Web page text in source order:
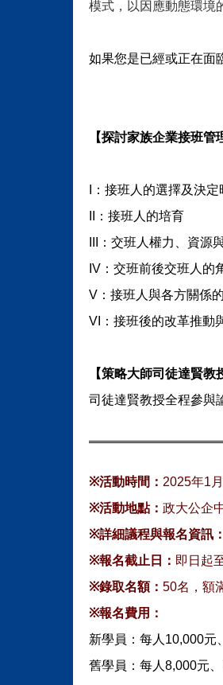
模式，以因應動態環境
如果您是已經或正在面
【探討家族企業接班管
：接班人的選擇及決定
：接班人的培育
：交班人權力、資源
IV ：交班前後交班人的
V ：接班人與各方關係
VI
：接班後的改革推動
【策略大師司徒達賢教
司徒達賢教授全程參與
※活動時間： 2025年1
※活動地點： 政大公企
※詳細議程與報名資訊：
※報名截止日： 即日起
※錄取名額： 50名，額
※報名費用：
新學員：每人10,000元
舊學員：每人8,000元